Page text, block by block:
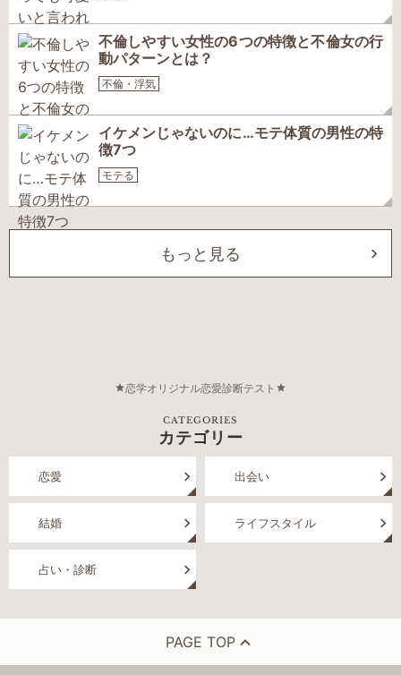
不倫しやすい女性の6つの特徴と不倫女の行
動パターンとは？
不倫・浮気
イケメンじゃないのに…モテ体質の男性の特
徴7つ
モテる
もっと見る
恋学オリジナル恋愛診断テスト
CATEGORIES
カテゴリー
恋愛 出会い
結婚 ライフスタイル
占い・診断
PAGE TOP